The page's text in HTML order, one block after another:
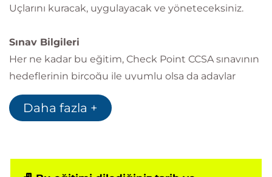
Uçlarını kuracak, uygulayacak ve yöneteceksiniz.
Sınav Bilgileri
Her ne kadar bu eğitim, Check Point CCSA sınavının
hedeflerinin birçoğu ile uyumlu olsa da adaylar
pratik konusunda deneyimli olmalı ve ayrıca
sertifikasyona tamamen hazır olmak için de kendi
Daha fazla +